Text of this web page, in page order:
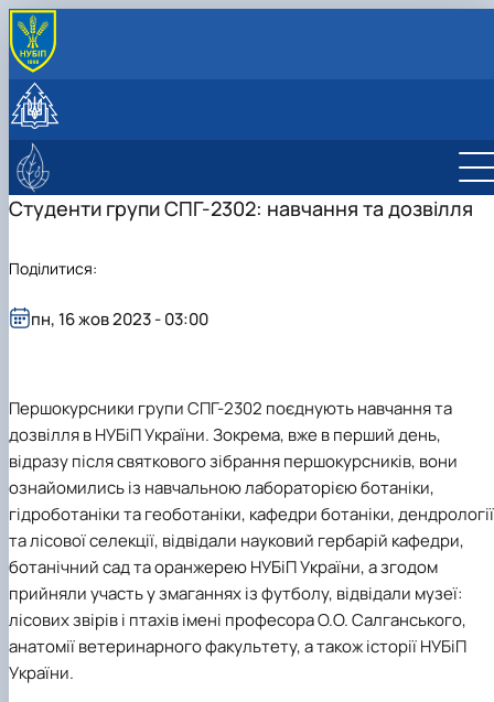
ПРО КАФЕДРУ
Програми навчальних практик
Публікації
Студентські наукові гуртки
"Дивовижна флора"
Про центр
Фотогалерея
Студенти групи СПГ-2302: навчання та дозвілля
Першокурсники групи СПГ-2302 поєднують навчання та
дозвілля в НУБіП України. Зокрема, вже в перший день,
відразу після святкового зібрання першокурсників, вони
ознайомились із навчальною лабораторією ботаніки,
гідроботаніки та геоботаніки, кафедри ботаніки, дендрології
та лісової селекції, відвідали науковий гербарій кафедри,
ботанічний сад та оранжерею НУБіП України, а згодом
прийняли участь у змаганнях із футболу, відвідали музеї:
лісових звірів і птахів імені професора О.О. Салганського,
анатомії ветеринарного факультету, а також історії НУБіП
України.
пн, 16 жов 2023 - 03:00
Поділитися: